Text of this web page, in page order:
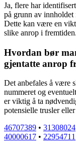
Ja, flere har
på grunn av innholdet
Dette kan være en
slike anrop i fremtiden.
Hvordan bør
gjentatte anrop
Det anbefales å være
nummeret og
er viktig å ta
potensielle trusler
46707389 • 31308024
40000617 • 22954711